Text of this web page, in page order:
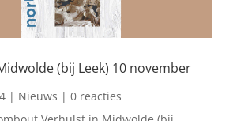
(bij Leek) 10 november
| Nieuws | 0 reacties